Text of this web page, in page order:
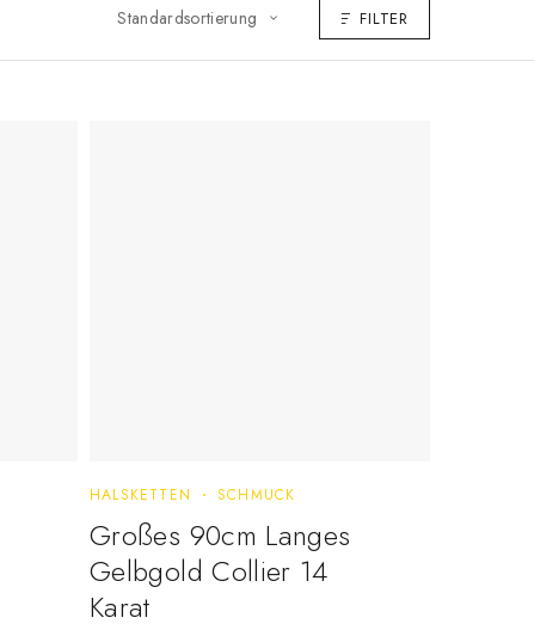
Standardsortierung FILTER
HALSKETTEN SCHMUCK
Großes 90cm Langes
Gelbgold Collier 14
Karat